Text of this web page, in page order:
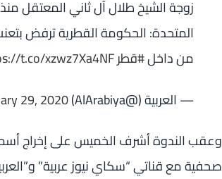
المتحدة: الحكومة القطرية ترفض
من داخل#قطرt.co/xzwz7Xa4NF
— العربية (@AlArabiya)
29, 2020
وعقب الندوة أشرف الخميس على إخراج
صحفية مع قناتي “سكاي نيوز عربية”